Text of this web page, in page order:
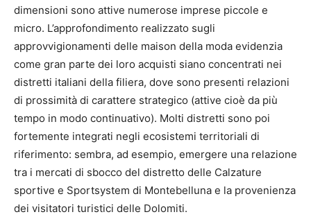
dimensioni sono attive numerose imprese piccole e
micro. L’approfondimento realizzato sugli
approvvigionamenti delle maison della moda evidenzia
come gran parte dei loro acquisti siano concentrati nei
distretti italiani della filiera, dove sono presenti relazioni
di prossimità di carattere strategico (attive cioè da più
tempo in modo continuativo). Molti distretti sono poi
fortemente integrati negli ecosistemi territoriali di
riferimento: sembra, ad esempio, emergere una relazione
tra i mercati di sbocco del distretto delle Calzature
sportive e Sportsystem di Montebelluna e la provenienza
dei visitatori turistici delle Dolomiti.